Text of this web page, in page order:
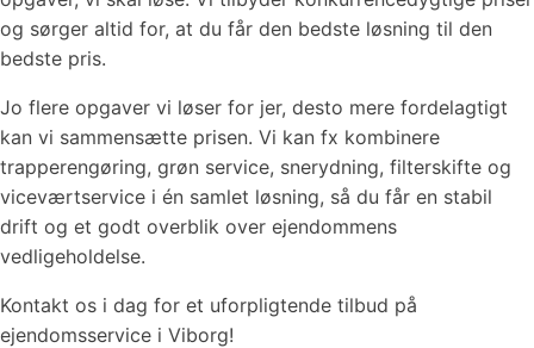
og sørger altid for, at du får den bedste løsning til den
bedste pris.
Jo flere opgaver vi løser for jer, desto mere fordelagtigt
kan vi sammensætte prisen. Vi kan fx kombinere
trapperengøring, grøn service, snerydning, filterskifte og
viceværtservice i én samlet løsning, så du får en stabil
drift og et godt overblik over ejendommens
vedligeholdelse.
Kontakt os i dag for et uforpligtende tilbud på
ejendomsservice i Viborg!